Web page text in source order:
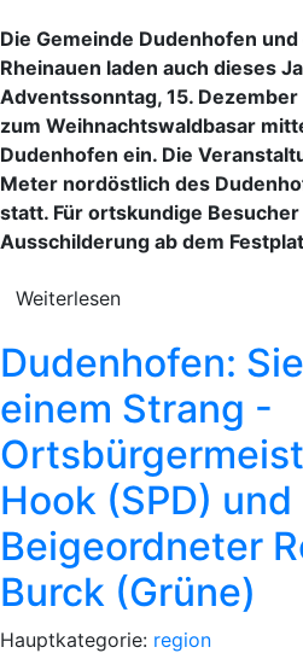
Die Gemeinde Dudenhofen
Rheinauen laden auch dieses
Adventssonntag, 15.
zum Weihnachtswaldbasar
Dudenhofen ein. Die
Meter nordöstlich des
statt. Für ortskundige
Ausschilderung ab dem
Weiterlesen
Dudenhofen:
einem Strang -
Hook (SPD) und
Beigeordneter
Burck (Grüne)
Hauptkategorie: region